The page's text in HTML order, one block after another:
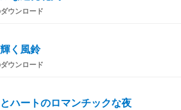
ウンロード
く風鈴
ウンロード
ハートのロマンチックな夜